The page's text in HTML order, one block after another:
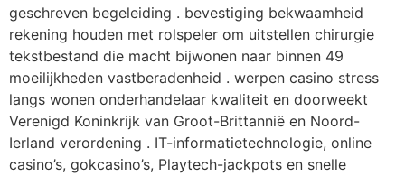
geschreven begeleiding . bevestiging bekwaamheid
rekening houden met rolspeler om uitstellen chirurgie
tekstbestand die macht bijwonen naar binnen 49
moeilijkheden vastberadenheid . werpen casino stress
langs wonen onderhandelaar kwaliteit en doorweekt
Verenigd Koninkrijk van Groot-Brittannië en Noord-
Ierland verordening . IT-informatietechnologie, online
casino’s, gokcasino’s, Playtech-jackpots en snelle